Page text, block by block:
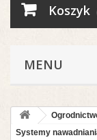
Koszyk
MENU
Systemy